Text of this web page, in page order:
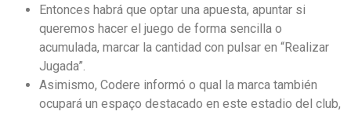
Entonces habrá que optar una apuesta, apuntar si
queremos hacer el juego de forma sencilla o
acumulada, marcar la cantidad con pulsar en “Realizar
Jugada”.
Asimismo, Codere informó o qual la marca también
ocupará un espaço destacado en este estadio del club,